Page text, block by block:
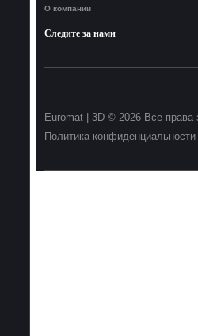
О компании
Следите за нами
Euromat | 3D © 2026 Все
Политика конфиденциальности